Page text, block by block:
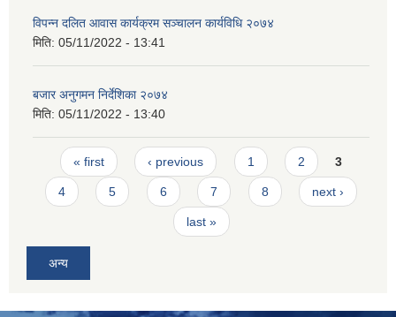
विपन्न दलित आवास कार्यक्रम सञ्चालन कार्यविधि २०७४
मिति: 05/11/2022 - 13:41
बजार अनुगमन निर्देशिका २०७४
मिति: 05/11/2022 - 13:40
Pages
« first ‹ previous 1 2 3
4 5 6 7 8 next ›
last »
अन्य